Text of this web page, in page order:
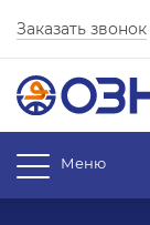
Заказать звонок
Меню